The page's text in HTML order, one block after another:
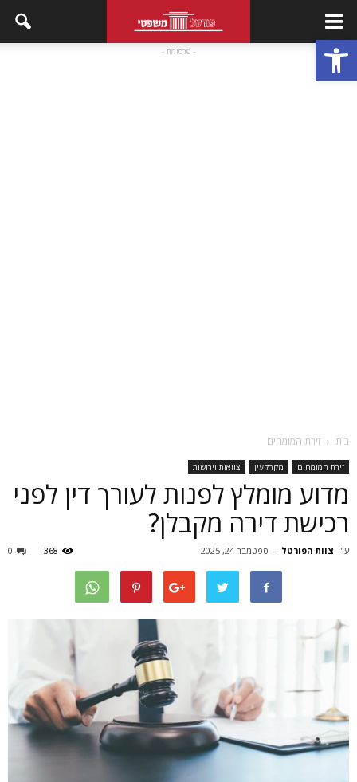
פתח סרגל נגישות - פרסומת -
בית זירת המומחים
זירת המומחים מקרקעין צוואות וירושות
מדוע מומלץ לפנות לעורך דין לפני
רכישת דירה מקבלן?
ע"י צוות הפורטל - ספטמבר 24, 2025 0 368